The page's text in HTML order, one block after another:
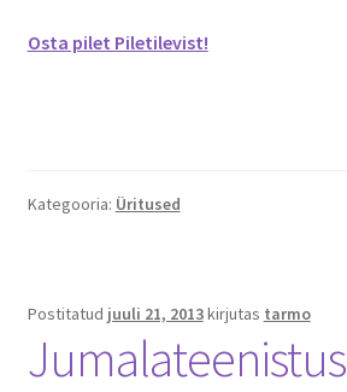
Osta pilet Piletilevist!
Kategooria: Üritused
Postitatud juuli 21, 2013kirjutas tarmo
Jumalateenistus